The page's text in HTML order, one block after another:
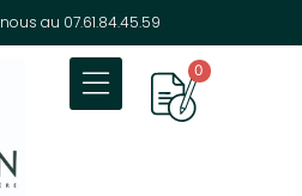
au 07.61.84.45.59
0